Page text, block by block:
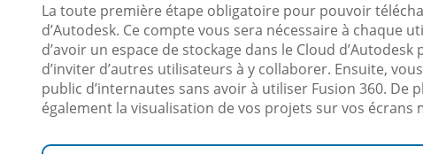
La toute première étape obligatoire pour pouvoir
d’Autodesk. Ce compte vous sera nécessaire à
d’avoir un espace de stockage dans le Cloud
d’inviter d’autres utilisateurs à y collaborer. Ensuite,
public d’internautes sans avoir à utiliser Fusion 360.
également la visualisation de vos projets sur vos écrans